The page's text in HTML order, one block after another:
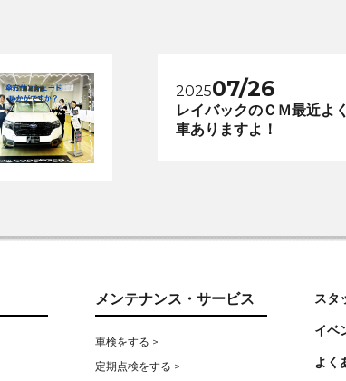
202507/26
レイバックのＣＭ最近よ
車ありますよ！
メンテナンス・サービス
車検をする >
定期点検をする >
スタ
イベ
よく